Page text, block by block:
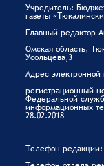
Учредитель:
газеты
Главный редактор
Омская область,
Усольцева,3
Адрес
регистрационный
Федеральной
информационных
28.02.2018
Телефон редакции: